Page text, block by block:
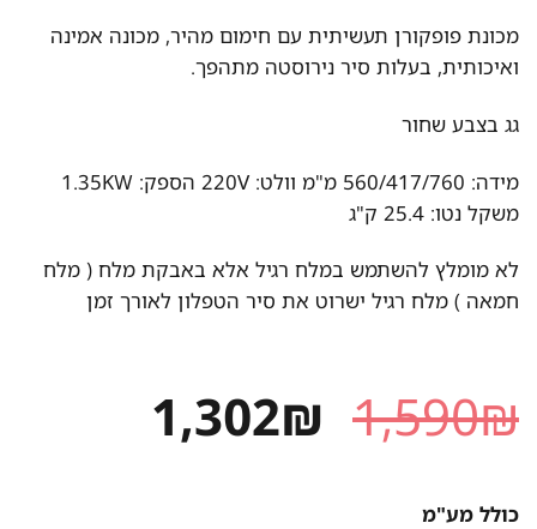
מכונת פופקורן תעשיתית עם חימום מהיר, מכונה אמינה
ואיכותית, בעלות סיר נירוסטה מתהפך.
גג בצבע שחור
מידה: 560/417/760 מ"מ וולט: 220V הספק: 1.35KW
משקל נטו: 25.4 ק"ג
לא מומלץ להשתמש במלח רגיל אלא באבקת מלח ( מלח
חמאה ) מלח רגיל ישרוט את סיר הטפלון לאורך זמן
1,590₪ המחיר
המקורי
1,302₪ המחיר
כולל מע"מ